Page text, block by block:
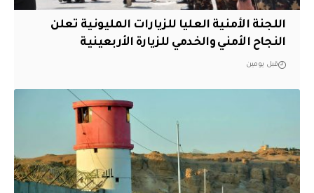
اللجنة الأمنية العليا للزيارات المليونية تعلن
النجاح الأمني والخدمي للزيارة الأربعينية
قبل يومين